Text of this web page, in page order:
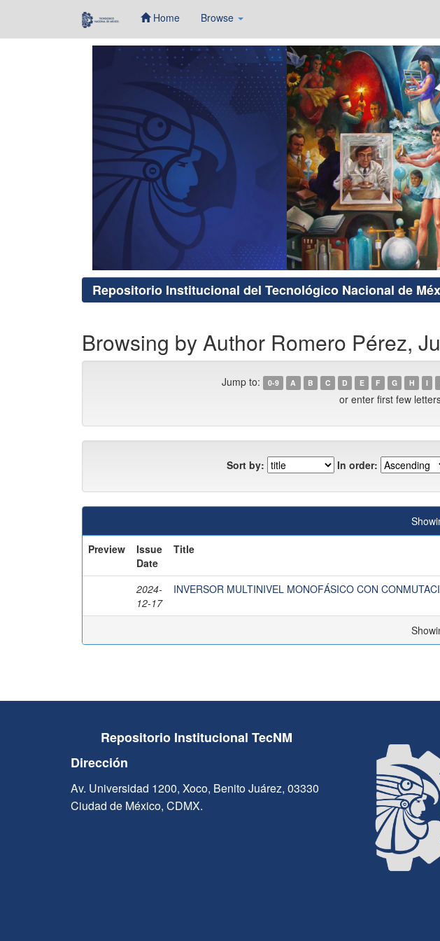
Home Browse
Repositorio Institucional del Tecnológico Nacional de
Browsing by Author Romero Pérez,
Jump to: 0-9 A B C D E F G H I
or enter first few
Sort by: In order:
Preview
Issue
Date
Title
2024-
12-17
INVERSOR MULTINIVEL MONOFÁSICO CON
Repositorio Institucional TecNM
Dirección
Av. Universidad 1200, Xoco, Benito Juárez, 03330
Ciudad de México, CDMX.